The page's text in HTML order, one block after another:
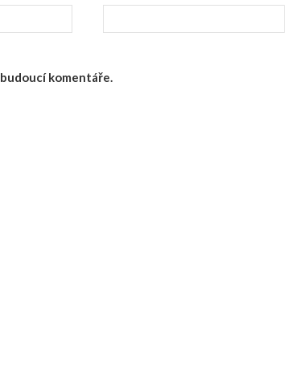
komentáře.